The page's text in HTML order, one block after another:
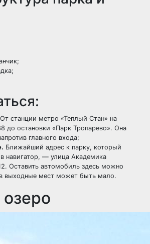
От станции метро «Теплый Стан» на
до остановки «Парк Тропарево». Она
главного входа;
. Ближайший адрес к парку, который
навигатор, — улица Академика
Оставить автомобиль здесь можно
выходные мест может быть мало.